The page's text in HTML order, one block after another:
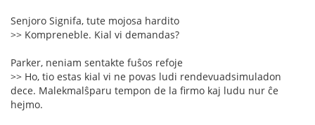
Senjoro Signifa, tute mojosa hardito
>> Kompreneble. Kial vi demandas?
Parker, neniam sentakte fuŝos refoje
>> Ho, tio estas kial vi ne povas ludi rendevuadsimuladon
dece. Malekmalŝparu tempon de la firmo kaj ludu nur ĉe
hejmo.